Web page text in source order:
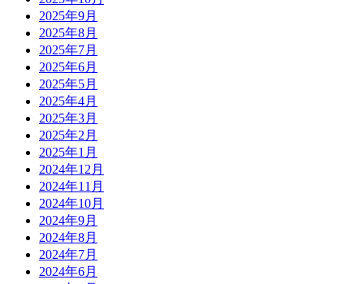
2025年9月
2025年8月
2025年7月
2025年6月
2025年5月
2025年4月
2025年3月
2025年2月
2025年1月
2024年12月
2024年11月
2024年10月
2024年9月
2024年8月
2024年7月
2024年6月